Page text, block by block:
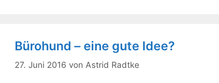
Bürohund – eine gute Idee?
27. Juni 2016 von Astrid Radtke